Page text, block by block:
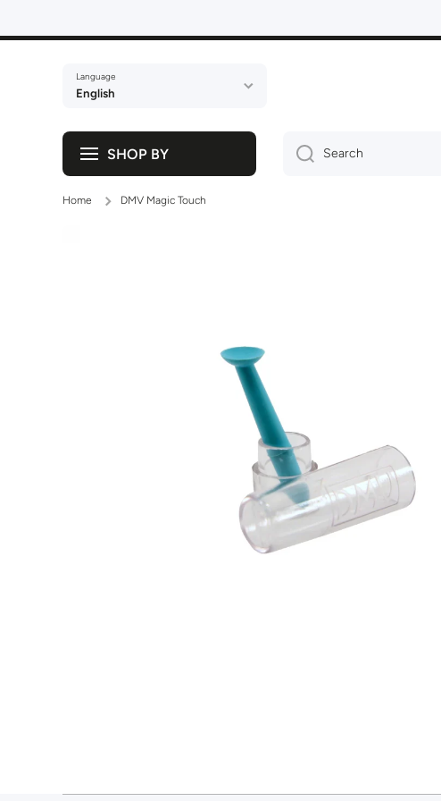
Language
English
SHOP BY Search
Home DMV Magic Touch